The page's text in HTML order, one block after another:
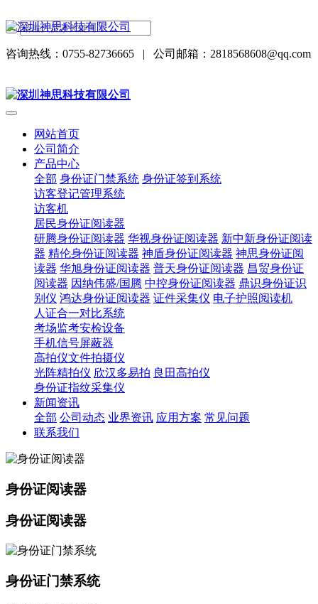
咨询热线：0755-82736665 | 公司邮箱：2818568608@qq.com
网站首页
公司简介
产品中心
全部 身份证门禁系统 身份证签到系统
访客登记管理系统
访客机
居民身份证阅读器
研腾身份证阅读器 华视身份证阅读器 新中新身份证阅读
器 精伦身份证阅读器 神盾身份证阅读器 神思身份证阅
读器 华旭身份证阅读器 普天身份证阅读器 昌贸身份证
阅读器 因纳伟盛/国腾 中控身份证阅读器 鼎识身份证识
别仪 鸿达身份证阅读器 证件采集仪 电子护照阅读机
人证合一对比系统
考场监考安检设备
手机信号屏蔽器
高拍仪文件拍摄仪
光阵精拍仪 欣汉多易拍 良田高拍仪
身份证指纹采集仪
新闻资讯
全部 公司动态 业界资讯 应用方案 常见问题
联系我们
身份证阅读器
身份证阅读器
身份证门禁系统